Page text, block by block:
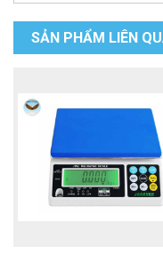
SẢN PHẨM LIÊN